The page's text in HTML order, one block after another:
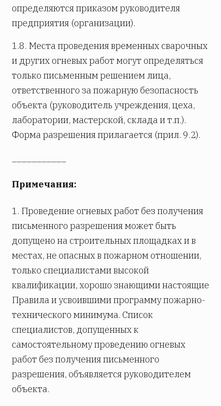
определяются приказом руководителя
предприятия (организации).
1.8. Места проведения временных сварочных
и других огневых работ могут определяться
только письменным решением лица,
ответственного за пожарную безопасность
объекта (руководитель учреждения, цеха,
лаборатории, мастерской, склада и т.п.).
Форма разрешения прилагается (прил. 9.2).
Примечания:
1. Проведение огневых работ без получения
письменного разрешения может быть
допущено на строительных площадках и в
местах, не опасных в пожарном отношении,
только специалистами высокой
квалификации, хорошо знающими настоящие
Правила и усвоившими программу пожарно-
технического минимума. Список
специалистов, допущенных к
самостоятельному проведению огневых
работ без получения письменного
разрешения, объявляется руководителем
объекта.